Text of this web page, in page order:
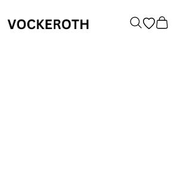
Vockeroth Onlineshop
Suchen